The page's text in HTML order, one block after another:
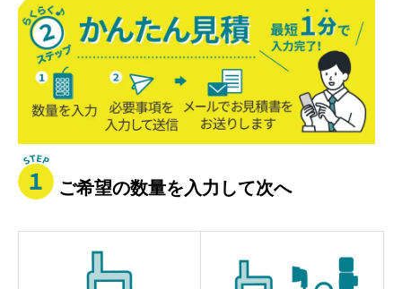
か
ん
た
ん
積
ご希望の数量を入力して次へ